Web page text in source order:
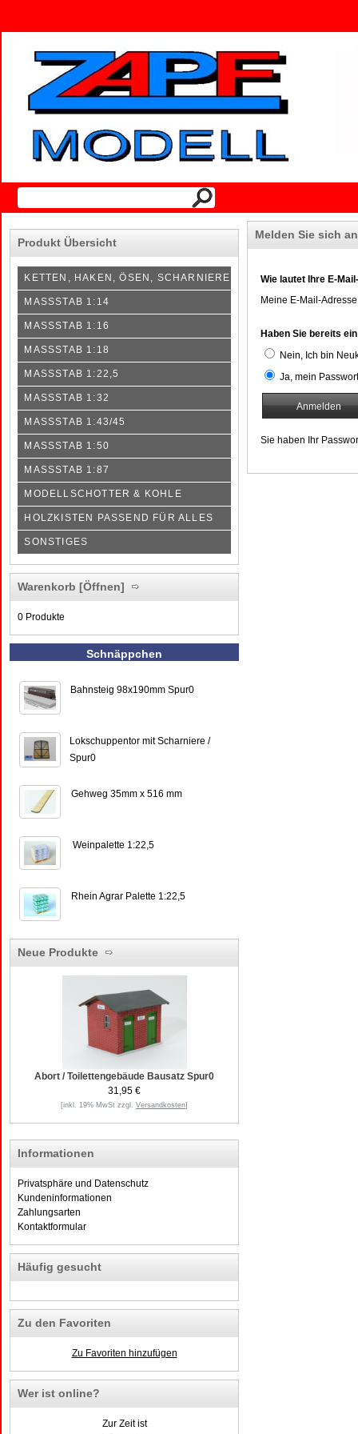
Produkt Übersicht
KETTEN, HAKEN, ÖSEN, SCHARNIERE
MASSSTAB 1:14
MASSSTAB 1:16
MASSSTAB 1:18
MASSSTAB 1:22,5
MASSSTAB 1:32
MASSSTAB 1:43/45
MASSSTAB 1:50
MASSSTAB 1:87
MODELLSCHOTTER & KOHLE
HOLZKISTEN PASSEND FÜR ALLES
SONSTIGES
Warenkorb [Öffnen]
0 Produkte
Schnäppchen
Bahnsteig 98x190mm Spur0
Lokschuppentor mit Scharniere /
Spur0
Gehweg 35mm x 516 mm
Weinpalette 1:22,5
Rhein Agrar Palette 1:22,5
Neue Produkte
Abort / Toilettengebäude Bausatz Spur0
31,95 €
[inkl. 19% MwSt zzgl. Versandkosten]
Informationen
Privatsphäre und Datenschutz
Kundeninformationen
Zahlungsarten
Kontaktformular
Häufig gesucht
Zu den Favoriten
Zu Favoriten hinzufügen
Wer ist online?
Zur Zeit ist
Melden Sie sich an
Wie lautet Ihre E-
Meine E-Mail-
Haben Sie bereits
Nein, Ich bin
Ja, mein
Sie haben Ihr